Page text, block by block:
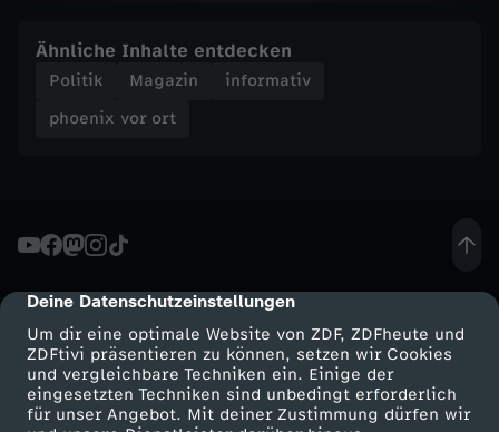
cmp-dialog-description
Deine Datenschutzeinstellungen
Um dir eine optimale Website von ZDF, ZDFheute und
ZDFtivi präsentieren zu können, setzen wir Cookies
und vergleichbare Techniken ein. Einige der
eingesetzten Techniken sind unbedingt erforderlich
für unser Angebot. Mit deiner Zustimmung dürfen wir
H
t
e
r
g
Ähnliche Inhalte entdecken
Politik Magazin
informativ
phoenix vor ort